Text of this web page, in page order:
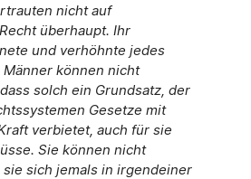
nicht auf
überhaupt. Ihr
und verhöhnte jedes
können nicht
solch ein Grundsatz, der
Gesetze mit
verbietet, auch für sie
Sie können nicht
sich jemals in irgendeiner